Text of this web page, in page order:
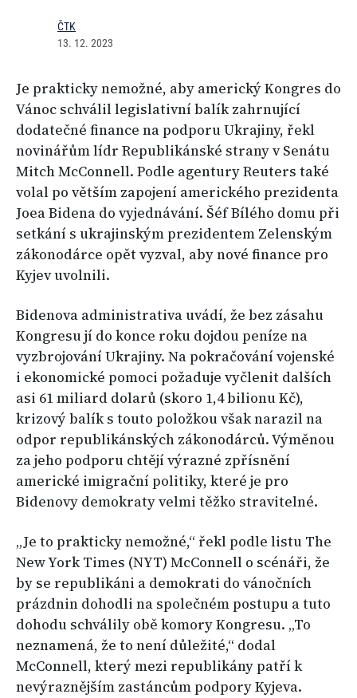
ČTK
13. 12. 2023
Je prakticky nemožné, aby americký Kongres do
Vánoc schválil legislativní balík zahrnující
dodatečné finance na podporu Ukrajiny, řekl
novinářům lídr Republikánské strany v Senátu
Mitch McConnell. Podle agentury Reuters také
volal po větším zapojení amerického prezidenta
Joea Bidena do vyjednávání. Šéf Bílého domu při
setkání s ukrajinským prezidentem Zelenským
zákonodárce opět vyzval, aby nové finance pro
Kyjev uvolnili.
Bidenova administrativa uvádí, že bez zásahu
Kongresu jí do konce roku dojdou peníze na
vyzbrojování Ukrajiny. Na pokračování vojenské
i ekonomické pomoci požaduje vyčlenit dalších
asi 61 miliard dolarů (skoro 1,4 bilionu Kč),
krizový balík s touto položkou však narazil na
odpor republikánských zákonodárců. Výměnou
za jeho podporu chtějí výrazné zpřísnění
americké imigrační politiky, které je pro
Bidenovy demokraty velmi těžko stravitelné.
„Je to prakticky nemožné,“ řekl podle listu The
New York Times (NYT) McConnell o scénáři, že
by se republikáni a demokrati do vánočních
prázdnin dohodli na společném postupu a tuto
dohodu schválily obě komory Kongresu. „To
neznamená, že to není důležité,“ dodal
McConnell, který mezi republikány patří k
nevýraznějším zastáncům podpory Kyjeva.